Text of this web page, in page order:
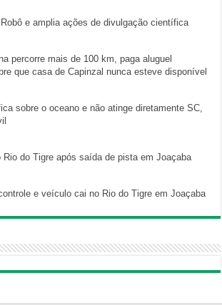
e amplia ações de divulgação científica
percorre mais de 100 km, paga aluguel
que casa de Capinzal nunca esteve disponível
sobre o oceano e não atinge diretamente SC,
Rio do Tigre após saída de pista em Joaçaba
e veículo cai no Rio do Tigre em Joaçaba